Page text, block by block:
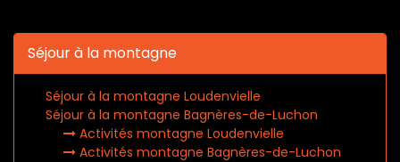
Séjour à la montagne
Séjour à la montagne Loudenvielle
Séjour à la montagne Bagnères-de-Luchon
Activités montagne Loudenvielle
Activités montagne Bagnères-de-Luchon